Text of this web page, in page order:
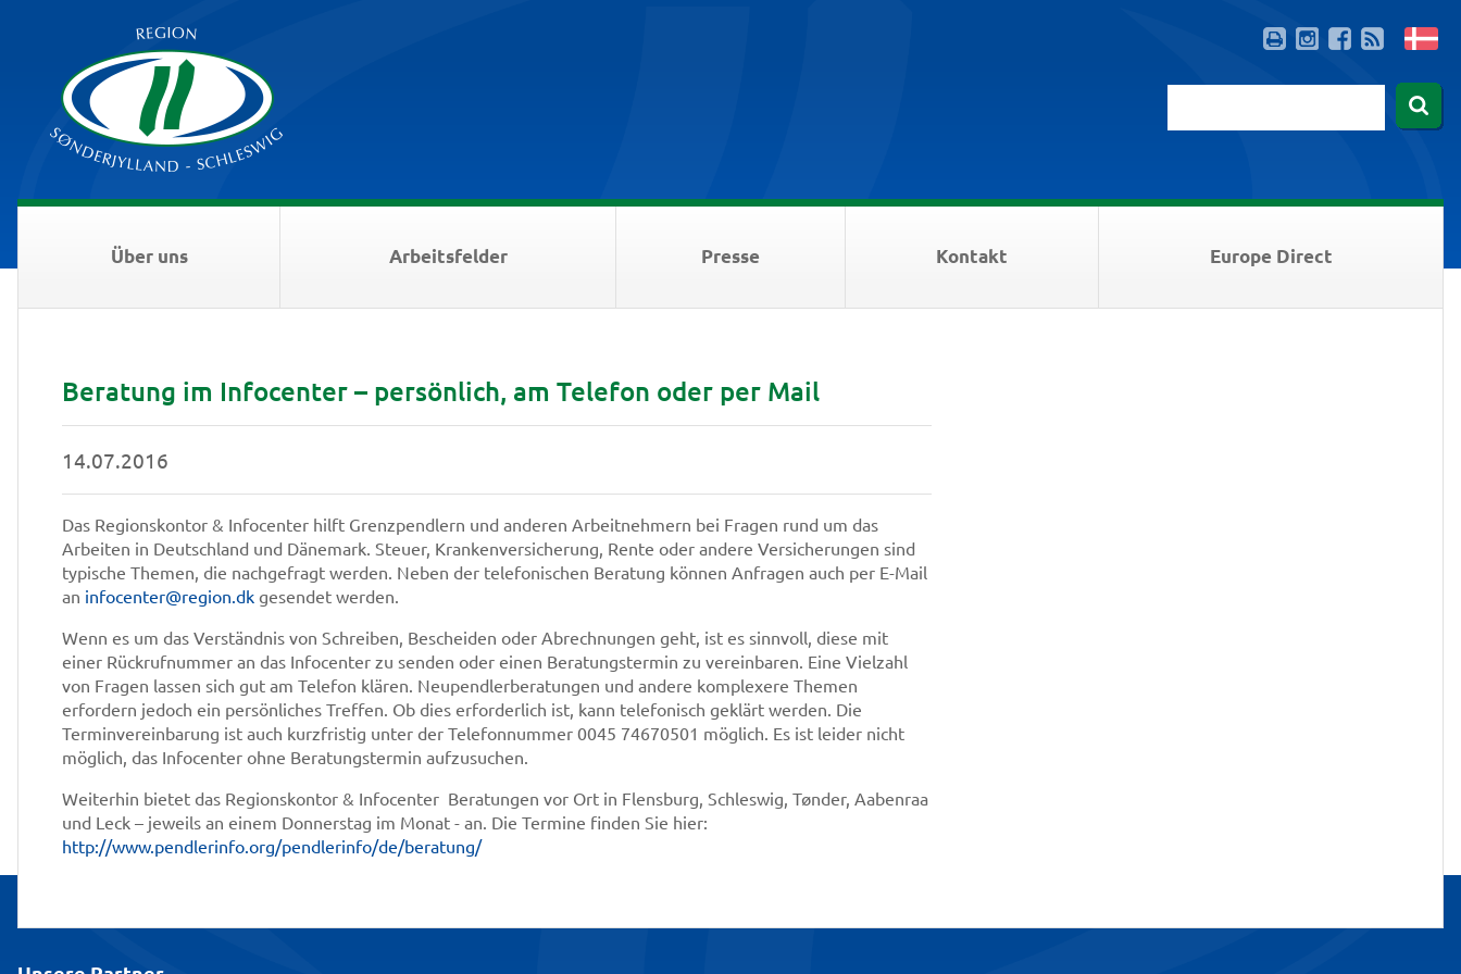
Über uns Arbeitsfelder Presse Kontakt Europe Direct
Beratung im Infocenter – persönlich, am Telefon oder per Mail
14.07.2016
Das Regionskontor & Infocenter hilft Grenzpendlern und anderen Arbeitnehmern bei Fragen rund um das
Arbeiten in Deutschland und Dänemark. Steuer, Krankenversicherung, Rente oder andere Versicherungen sind
typische Themen, die nachgefragt werden. Neben der telefonischen Beratung können Anfragen auch per E-Mail
an infocenter@region.dk gesendet werden.
Wenn es um das Verständnis von Schreiben, Bescheiden oder Abrechnungen geht, ist es sinnvoll, diese mit
einer Rückrufnummer an das Infocenter zu senden oder einen Beratungstermin zu vereinbaren. Eine Vielzahl
von Fragen lassen sich gut am Telefon klären. Neupendlerberatungen und andere komplexere Themen
erfordern jedoch ein persönliches Treffen. Ob dies erforderlich ist, kann telefonisch geklärt werden. Die
Terminvereinbarung ist auch kurzfristig unter der Telefonnummer 0045 74670501 möglich. Es ist leider nicht
möglich, das Infocenter ohne Beratungstermin aufzusuchen.
Weiterhin bietet das Regionskontor & Infocenter Beratungen vor Ort in Flensburg, Schleswig, Tønder, Aabenraa
und Leck – jeweils an einem Donnerstag im Monat - an. Die Termine finden Sie hier:
http://www.pendlerinfo.org/pendlerinfo/de/beratung/